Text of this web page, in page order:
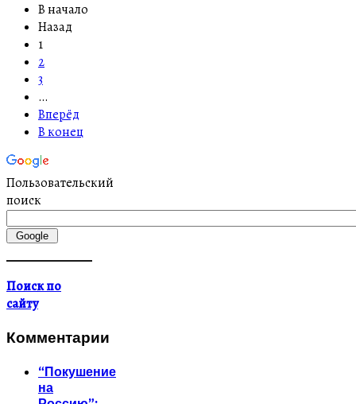
В начало
Назад
1
2
3
…
Вперёд
В конец
Пользовательский
поиск
Поиск по
сайту
Комментарии
“Покушение
на